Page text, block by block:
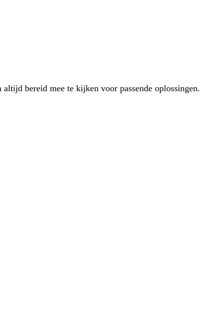
bereid mee te kijken voor passende oplossingen.